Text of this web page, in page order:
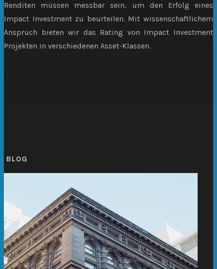
Renditen müssen messbar sein, um den Erfolg eines
Impact Investment zu beurteilen. Mit wissenschaftlichem
Anspruch bieten wir das Rating von Impact Investment
Projekten in verschiedenen Asset-Klassen.
BLOG